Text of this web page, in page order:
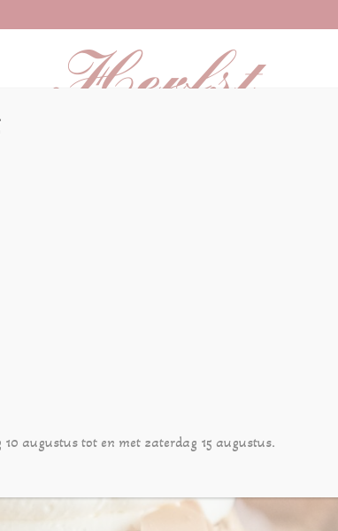
augustus tot en met zaterdag 15 augustus.